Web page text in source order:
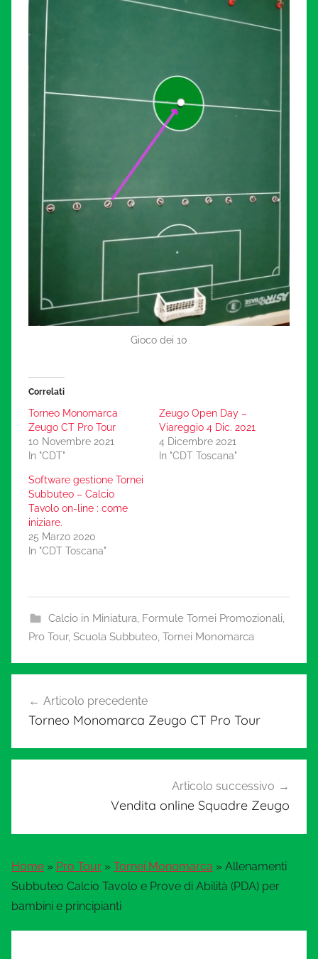
Gioco dei 10
Correlati
Torneo Monomarca
Zeugo CT Pro Tour
10 Novembre 2021
In "CDT"
Zeugo Open Day –
Viareggio 4 Dic. 2021
4 Dicembre 2021
In "CDT Toscana"
Software gestione Tornei
Subbuteo – Calcio
Tavolo on-line : come
iniziare.
25 Marzo 2020
In "CDT Toscana"
Calcio in Miniatura, Formule Tornei Promozionali,
Pro Tour, Scuola Subbuteo, Tornei Monomarca
articoli
Articolo precedente
Torneo Monomarca Zeugo CT Pro Tour
Articolo successivo
Vendita online Squadre Zeugo
Home » Pro Tour » Tornei Monomarca » Allenamenti
Subbuteo Calcio Tavolo e Prove di Abilità (PDA) per
bambini e principianti